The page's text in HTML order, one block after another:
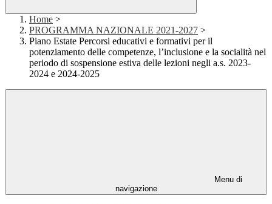
Home >
PROGRAMMA NAZIONALE 2021-2027 >
Piano Estate Percorsi educativi e formativi per il
potenziamento delle competenze, l’inclusione e la socialità nel
periodo di sospensione estiva delle lezioni negli a.s. 2023-
2024 e 2024-2025
Menu di
navigazione